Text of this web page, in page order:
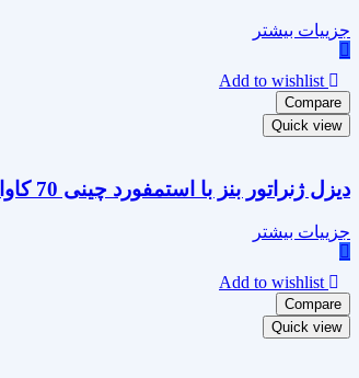
جزییات بیشتر
Add to wishlist
Compare
Quick view
دیزل ژنراتور بنز با استمفورد چینی 70 کاوا مدل OM314TAGE1
جزییات بیشتر
Add to wishlist
Compare
Quick view